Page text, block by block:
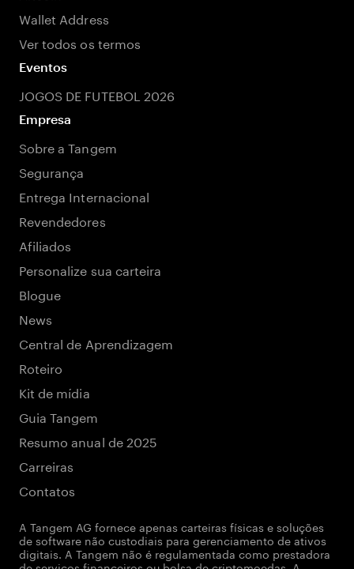
Wallet Address
Ver todos os termos
Eventos
JOGOS DE FUTEBOL 2026
Empresa
Sobre a Tangem
Segurança
Entrega Internacional
Revendedores
Afiliados
Personalize sua carteira
Blogue
News
Central de Aprendizagem
Roteiro
Kit de mídia
Guia Tangem
Resumo anual de 2025
Carreiras
Contatos
A Tangem AG fornece apenas carteiras físicas e soluções
de software não custodiais para gerenciamento de ativos
digitais. A Tangem não é regulamentada como prestadora